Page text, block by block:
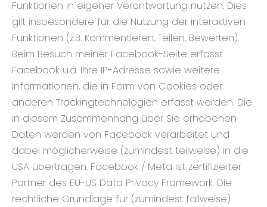
Funktionen in eigener Verantwortung nutzen. Dies
gilt insbesondere für die Nutzung der interaktiven
Funktionen (z.B. Kommentieren, Teilen, Bewerten).
Beim Besuch meiner Facebook-Seite erfasst
Facebook u.a. Ihre IP-Adresse sowie weitere
Informationen, die in Form von Cookies oder
anderen Trackingtechnologien erfasst werden. Die
in diesem Zusammenhang über Sie erhobenen
Daten werden von Facebook verarbeitet und
dabei möglicherweise (zumindest teilweise) in die
USA übertragen. Facebook / Meta ist zertifizierter
Partner des EU-US Data Privacy Framework. Die
rechtliche Grundlage für (zumindest fallweise)